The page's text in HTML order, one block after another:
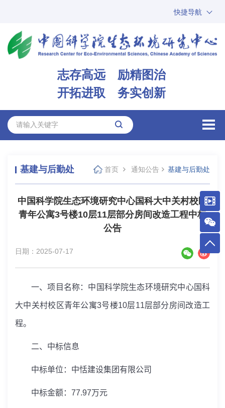
快捷导航
ARP
邮箱
志存高远 励精图治
开拓进取 务实创新
基建与后勤处 首页 通知公告 基建与后勤处
中国科学院生态环境研究中心国科大中关村校区
青年公寓3号楼10层11层部分房间改造工程中标
公告
日期：2025-07-17
一、项目名称：中国科学院生态环境研究中心国科
大中关村校区青年公寓3号楼10层11层部分房间改造工
程。
二、中标信息
中标单位：中恬建设集团有限公司
中标金额： 77.97万元